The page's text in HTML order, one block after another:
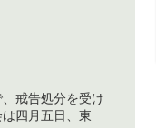
戒告処分を受け
四月五日、東